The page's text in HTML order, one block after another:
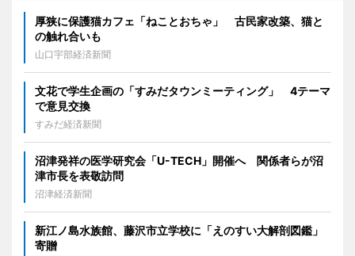
厚狭に保護猫カフェ「ねことおちゃ」 古民家改築、猫と
の触れ合いも
山口宇部経済新聞
文花で学生企画の「すみだタウンミーティング」 4テーマ
で意見交換
すみだ経済新聞
沼津発祥の医学研究会「U-TECH」開催へ 関係者らが沼
津市長を表敬訪問
沼津経済新聞
新江ノ島水族館、藤沢市立学校に「えのすい大解剖図鑑」
寄贈